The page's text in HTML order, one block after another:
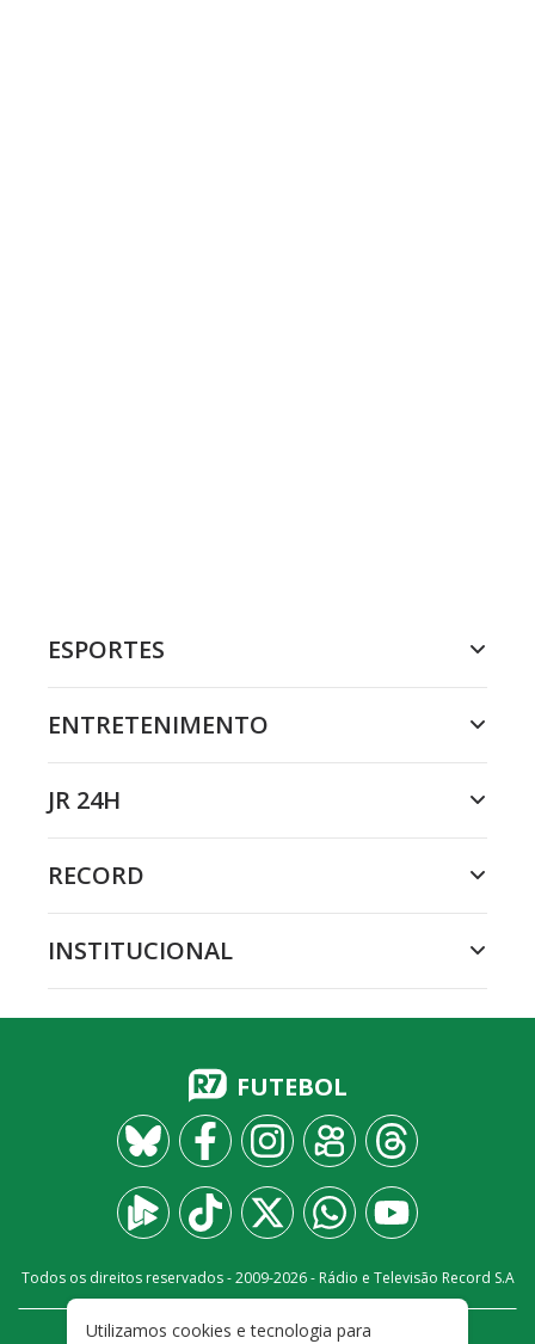
ESPORTES
ENTRETENIMENTO
JR 24H
RECORD
INSTITUCIONAL
FUTEBOL
Todos os direitos reservados - 2009-2026- Rádio e Televisão Record S.A
Utilizamos cookies e tecnologia para